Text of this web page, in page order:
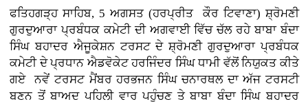
ਫਤਿਹਗੜ੍ਹ ਸਾਹਿਬ, 5 ਅਗਸਤ (ਹਰਪ੍ਰੀਤ ਕੌਰ ਟਿਵਾਣਾ)ਸ਼੍ਰੋਮਣੀ
ਗੁਰਦੁਆਰਾ ਪ੍ਰਬੰਧਕ ਕਮੇਟੀ ਦੀ ਅਗਵਾਈ ਵਿੱਚ ਚੱਲ ਰਹੇ ਬਾਬਾ ਬੰਦਾ
ਸਿੰਘ ਬਹਾਦਰ ਐਜੂਕੇਸ਼ਨ ਟਰਸਟ ਦੇ ਸ਼੍ਰੋਮਣੀ ਗੁਰਦੁਆਰਾ ਪ੍ਰਬੰਧਕ
ਕਮੇਟੀ ਦੇ ਪ੍ਰਧਾਨ ਐਡਵੋਕੇਟ ਹਰਜਿੰਦਰ ਸਿੰਘ ਧਾਮੀ ਵੱਲੋਂ ਨਿਯੁਕਤ ਕੀਤੇ
ਗਏ ਨਵੇਂ ਟਰਸਟ ਮੈਂਬਰ ਹਰਭਜਨ ਸਿੰਘ ਚਨਾਰਥਲ ਦਾ ਅੱਜ ਟਰਸਟੀ
ਬਣਨ ਤੋਂ ਬਾਅਦ ਪਹਿਲੀ ਵਾਰ ਪਹੁੰਚਣ ਤੇ ਬਾਬਾ ਬੰਦਾ ਸਿੰਘ ਬਹਾਦਰ